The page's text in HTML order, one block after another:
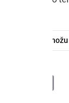
Miklavž pri Ormožu